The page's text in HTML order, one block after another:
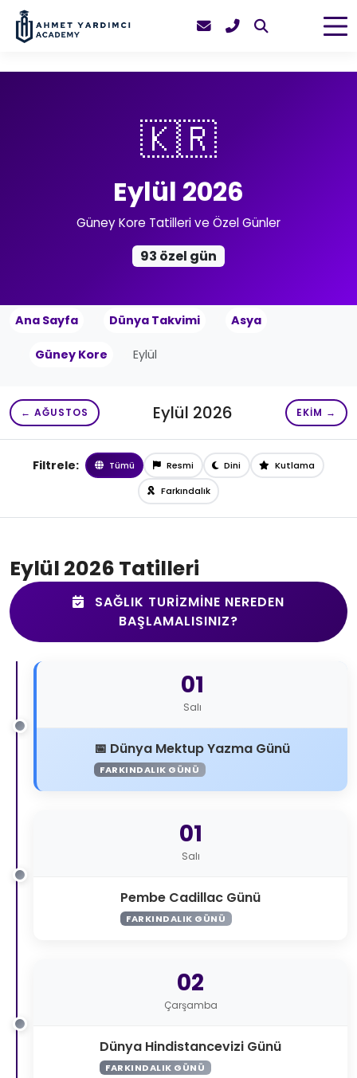
🇰🇷
Eylül 2026
Güney Kore Tatilleri ve Özel Günler
93 özel gün
Ana Sayfa Dünya Takvimi Asya
Güney Kore Eylül
← AĞUSTOS Eylül 2026 EKIM →
Filtrele: Tümü Resmi Dini Kutlama
Farkındalık
Eylül 2026 Tatilleri
SAĞLIK TURIZMINE NEREDEN
BAŞLAMALISINIZ?
01
Salı
Dünya Mektup Yazma Günü
FARKINDALIK GÜNÜ
01
Salı
Pembe Cadillac Günü
FARKINDALIK GÜNÜ
02
Çarşamba
Dünya Hindistancevizi Günü
FARKINDALIK GÜNÜ